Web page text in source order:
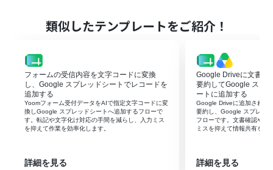
力ミスといった、ヒューマンエラーの発生を防ぎ、データ
■フローボットの流れ
はじめに、Google スプレッドシートとAsanaをYoomと
連携します
次に、トリガーでGoogle スプレッドシートを選択し、
「行が追加されたら」というアクションを設定して、対象
のファイルを指定します
ら取得したメールアドレスなどを指定します
類似したテンプレートをご紹介！
フォームの受信内容を文字コードに変換
し、Google スプレッドシートでレコードを
追加する
Yoomフォーム受付データをAIで指定文字コードに変
換しGoogle スプレッドシートへ追加するフローで
す。転記や文字化け対応の手間を減らし、入力ミス
を抑えて作業を効率化します。
詳細を見る
Google Driveに文書が
要約してGoogle スプ
ートに追加する
Google Driveに追加された
要約し、Google スプレッ
フローです。文書確認や転
ミスを抑えて情報共有を早
詳細を見る